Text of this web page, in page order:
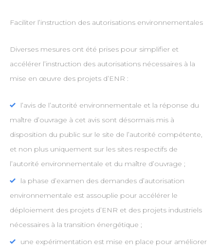
Faciliter l’instruction des autorisations environnementales
Diverses mesures ont été prises pour simplifier et
accélérer l’instruction des autorisations nécessaires à la
mise en œuvre des projets d’ENR :
l’avis de l’autorité environnementale et la réponse du
maître d’ouvrage à cet avis sont désormais mis à
disposition du public sur le site de l’autorité compétente,
et non plus uniquement sur les sites respectifs de
l’autorité environnementale et du maître d’ouvrage ;
la phase d’examen des demandes d’autorisation
environnementale est assouplie pour accélérer le
déploiement des projets d’ENR et des projets industriels
nécessaires à la transition énergétique ;
une expérimentation est mise en place pour améliorer